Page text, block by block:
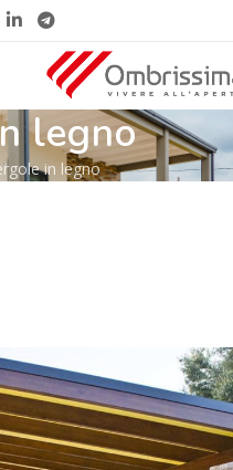
legno
in legno